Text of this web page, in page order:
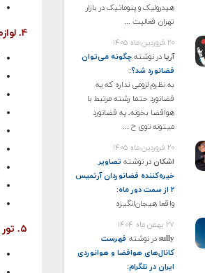
هیدرولیک و پنوماتیک در بازار
تهران فعالیت ...
۲۰ فروردین ماه ۱۴۰۵
آریادر نوشتهچگونه می‌توان
فضانورد شد؟:
به نظرم لزومی نداره که یه
فضانورد حتما رشته مرتبط با
هوافضا بخونه. یه فضانورد
میتونه توی ح ...
۲۰ فروردین ماه ۱۴۰۵
اشکاندر نوشته تصاویر
خیره‌کننده فضانوردان آرتمیس
۲ از سمت دور ماه
:
واقعا هیجان‌انگیزه
۲۷ بهمن ماه ۱۴۰۴
sullyدر نوشته فهرست
کانال‌های هوافضا و هوانوردی
ایران در تلگرام:
۴. لوازم خلبانی
۵. تور و بلیط پرواز